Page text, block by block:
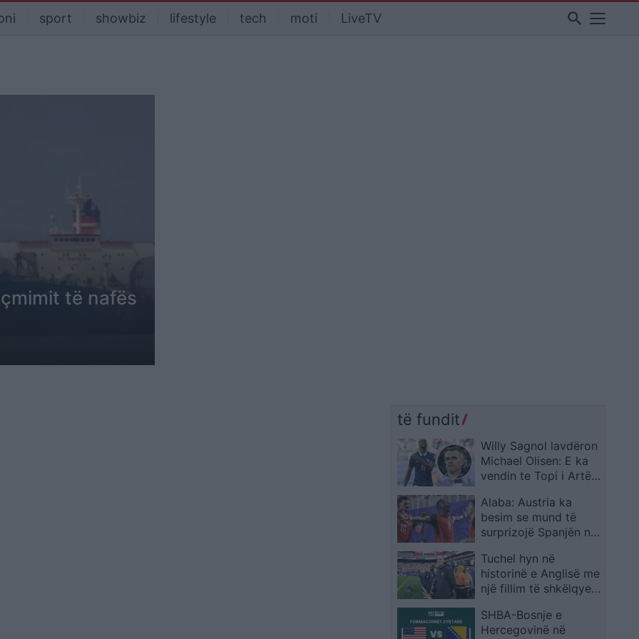
sport showbiz lifestyle tech moti LiveTV search
të nafës
të fundit
Willy Sagnol lavdëron
Michael Olisen: E ka
vendin te Topi i Artë,
Ronaldon
Alaba: Austria ka
besim se mund të
surprizojë Spanjën në
Tuchel hyn në
historinë e Anglisë me
një fillim të shkëlqyer
SHBA-Bosnje e
Hercegovinë në